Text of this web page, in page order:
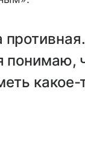
понимаю,
какое-